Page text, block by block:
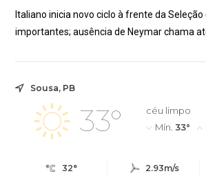
Italiano inicia novo ciclo à frente da
importantes; ausência de Neymar chama
Sousa, PB
33°
céu limpo
Mín. 33°
32° 2.93m/s